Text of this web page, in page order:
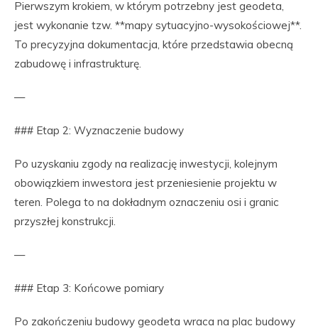
Pierwszym krokiem, w którym potrzebny jest geodeta,
jest wykonanie tzw. **mapy sytuacyjno-wysokościowej**.
To precyzyjna dokumentacja, które przedstawia obecną
zabudowę i infrastrukturę.
—
### Etap 2: Wyznaczenie budowy
Po uzyskaniu zgody na realizację inwestycji, kolejnym
obowiązkiem inwestora jest przeniesienie projektu w
teren. Polega to na dokładnym oznaczeniu osi i granic
przyszłej konstrukcji.
—
### Etap 3: Końcowe pomiary
Po zakończeniu budowy geodeta wraca na plac budowy